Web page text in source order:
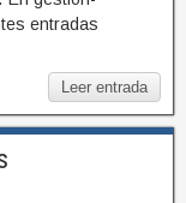
entradas
Leer entrada